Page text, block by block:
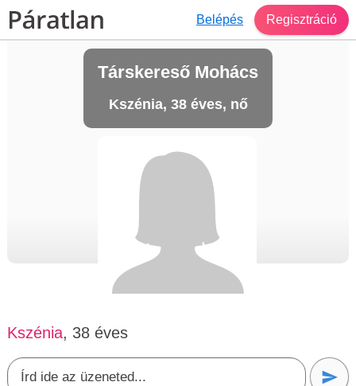
Belépés Regisztráció
Társkereső Mohács
Kszénia, 38 éves, nő
Kszénia, 38 éves